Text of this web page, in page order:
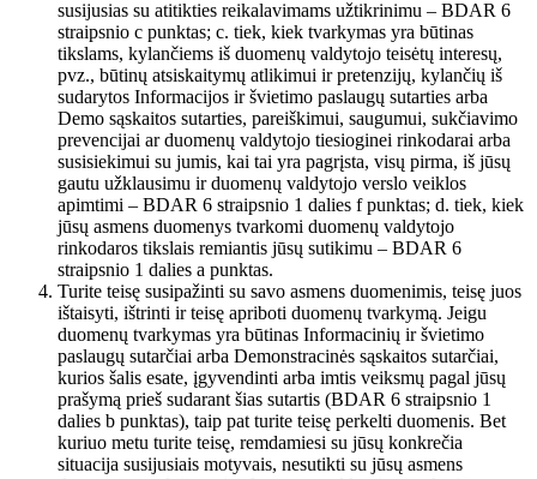
susijusias su atitikties reikalavimams užtikrinimu – BDAR 6
straipsnio c punktas; c. tiek, kiek tvarkymas yra būtinas
tikslams, kylančiems iš duomenų valdytojo teisėtų interesų,
pvz., būtinų atsiskaitymų atlikimui ir pretenzijų, kylančių iš
sudarytos Informacijos ir švietimo paslaugų sutarties arba
Demo sąskaitos sutarties, pareiškimui, saugumui, sukčiavimo
prevencijai ar duomenų valdytojo tiesioginei rinkodarai arba
susisiekimui su jumis, kai tai yra pagrįsta, visų pirma, iš jūsų
gautu užklausimu ir duomenų valdytojo verslo veiklos
apimtimi – BDAR 6 straipsnio 1 dalies f punktas; d. tiek, kiek
jūsų asmens duomenys tvarkomi duomenų valdytojo
rinkodaros tikslais remiantis jūsų sutikimu – BDAR 6
straipsnio 1 dalies a punktas.
Turite teisę susipažinti su savo asmens duomenimis, teisę juos
ištaisyti, ištrinti ir teisę apriboti duomenų tvarkymą. Jeigu
duomenų tvarkymas yra būtinas Informacinių ir švietimo
paslaugų sutarčiai arba Demonstracinės sąskaitos sutarčiai,
kurios šalis esate, įgyvendinti arba imtis veiksmų pagal jūsų
prašymą prieš sudarant šias sutartis (BDAR 6 straipsnio 1
dalies b punktas), taip pat turite teisę perkelti duomenis. Bet
kuriuo metu turite teisę, remdamiesi su jūsų konkrečia
situacija susijusiais motyvais, nesutikti su jūsų asmens